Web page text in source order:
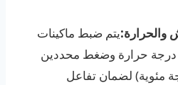
والحرارة:يتم ضبط ماكينات
حرارة وضغط محددين
40-50 درجة مئوية) لضمان تفاعل